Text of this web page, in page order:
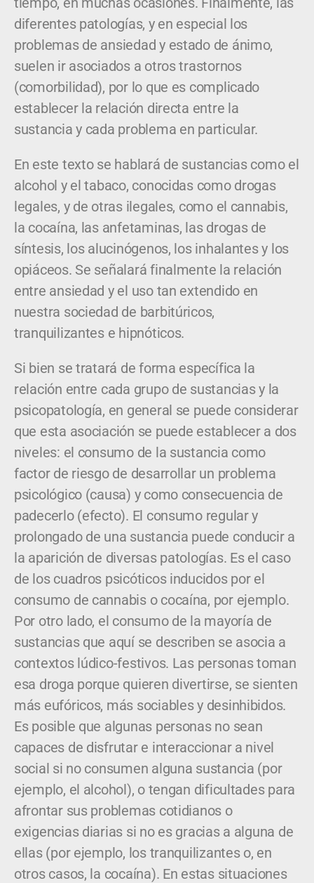
diferentes patologías, y en especial los
problemas de ansiedad y estado de ánimo,
suelen ir asociados a otros trastornos
(comorbilidad), por lo que es complicado
establecer la relación directa entre la
sustancia y cada problema en particular.
En este texto se hablará de sustancias como el
alcohol y el tabaco, conocidas como drogas
legales, y de otras ilegales, como el cannabis,
la cocaína, las anfetaminas, las drogas de
síntesis, los alucinógenos, los inhalantes y los
opiáceos. Se señalará finalmente la relación
entre ansiedad y el uso tan extendido en
nuestra sociedad de barbitúricos,
tranquilizantes e hipnóticos.
Si bien se tratará de forma específica la
relación entre cada grupo de sustancias y la
psicopatología, en general se puede considerar
que esta asociación se puede establecer a dos
niveles: el consumo de la sustancia como
factor de riesgo de desarrollar un problema
psicológico (causa) y como consecuencia de
padecerlo (efecto). El consumo regular y
prolongado de una sustancia puede conducir a
la aparición de diversas patologías. Es el caso
de los cuadros psicóticos inducidos por el
consumo de cannabis o cocaína, por ejemplo.
Por otro lado, el consumo de la mayoría de
sustancias que aquí se describen se asocia a
contextos lúdico-festivos. Las personas toman
esa droga porque quieren divertirse, se sienten
más eufóricos, más sociables y desinhibidos.
Es posible que algunas personas no sean
capaces de disfrutar e interaccionar a nivel
social si no consumen alguna sustancia (por
ejemplo, el alcohol), o tengan dificultades para
afrontar sus problemas cotidianos o
exigencias diarias si no es gracias a alguna de
ellas (por ejemplo, los tranquilizantes o, en
otros casos, la cocaína). En estas situaciones